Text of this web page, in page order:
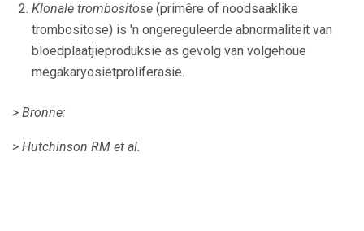
Klonale trombositose (primêre of noodsaaklike
trombositose) is 'n ongereguleerde abnormaliteit van
bloedplaatjieproduksie as gevolg van volgehoue ​​
megakaryosietproliferasie.
> Bronne:
> Hutchinson RM et al.